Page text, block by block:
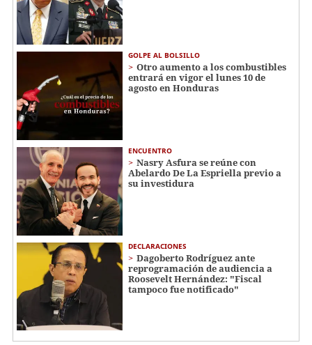
GOLPE AL BOLSILLO
Otro aumento a los combustibles
entrará en vigor el lunes 10 de
agosto en Honduras
ENCUENTRO
Nasry Asfura se reúne con
Abelardo De La Espriella previo a
su investidura
DECLARACIONES
Dagoberto Rodríguez ante
reprogramación de audiencia a
Roosevelt Hernández: "Fiscal
tampoco fue notificado"